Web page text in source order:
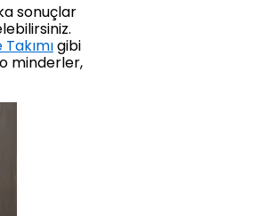
sonuçlar
gibi
minderler,